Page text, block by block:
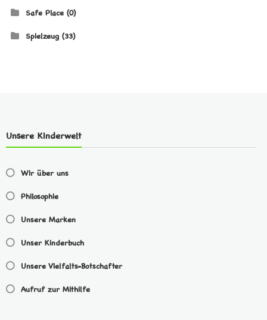
Safe Place (0)
Spielzeug (33)
Unsere Kinderwelt
Wir über uns
Philosophie
Unsere Marken
Unser Kinderbuch
Unsere Vielfalts-Botschafter
Aufruf zur Mithilfe